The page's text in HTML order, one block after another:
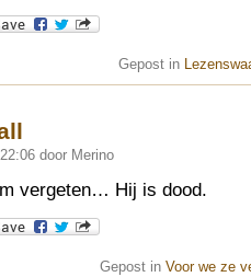
Gepost in
door Merino
vergeten… Hij is dood.
Gepost in Voor we ze